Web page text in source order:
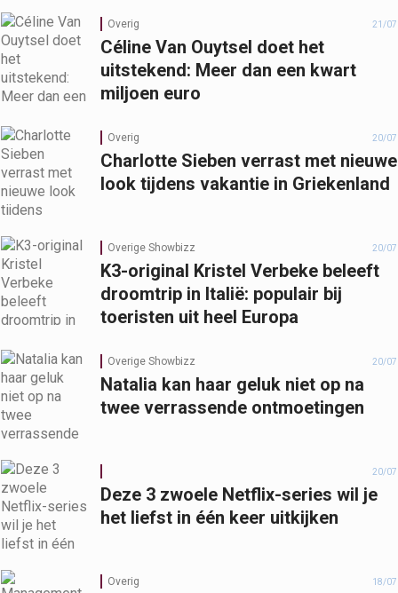
Overig 21/07
Céline Van Ouytsel doet het
uitstekend: Meer dan een kwart
miljoen euro
Overig 20/07
Charlotte Sieben verrast met nieuwe
look tijdens vakantie in Griekenland
Overige Showbizz 20/07
K3-original Kristel Verbeke beleeft
droomtrip in Italië: populair bij
toeristen uit heel Europa
Overige Showbizz 20/07
Natalia kan haar geluk niet op na
twee verrassende ontmoetingen
20/07
Deze 3 zwoele Netflix-series wil je
het liefst in één keer uitkijken
Overig 18/07